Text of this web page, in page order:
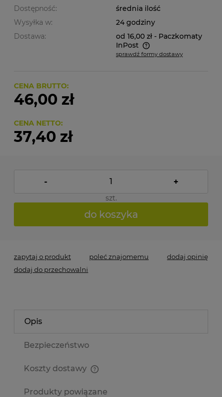
Dostępność:
średnia ilość
Wysyłka w:
24 godziny
Dostawa:
od 16,00 zł - Paczkomaty
InPost
Cena nie zawiera ewentualnych kosztów płatności
sprawdź formy dostawy
CENA BRUTTO:
46,00 zł
CENA NETTO:
37,40 zł
- +
szt.
do koszyka
zapytaj o produkt poleć znajomemu
dodaj opinię
dodaj do przechowalni
Opis
Bezpieczeństwo
Koszty dostawy
Produkty powiązane